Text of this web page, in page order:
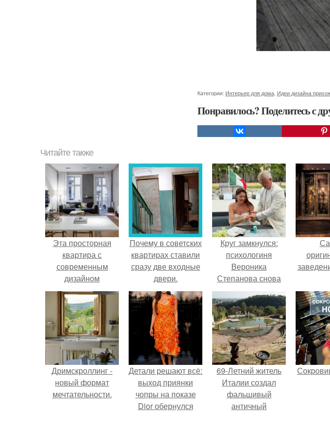
Категории: Интерьер для дома Идеи дизайна
Понравилось? Поделитесь с
Читайте также
Эта просторная
квартира с
современным
дизайном
интерьера
расположена в
историческом
районе
остермальм,
Стокгольм, Швеция.
Почему в советских
квартирах ставили
сразу две входные
двери.
Круг замкнулся:
психологиня
Вероника
Степанова снова
вышла замуж за
собственного
бывшего мужа.
Дримскроллинг -
новый формат
мечтательности.
Детали решают всё:
выход приянки
чопры на показе
Dior обернулся
69-Летний житель
Италии создал
фальшивый
античный